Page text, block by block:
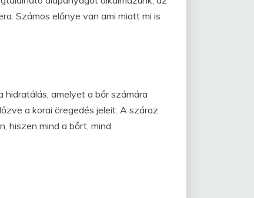
Számos előnye van ami miatt mi is
amelyet a bőr számára
a korai öregedés jeleit. A száraz
hiszen mind a bőrt, mind